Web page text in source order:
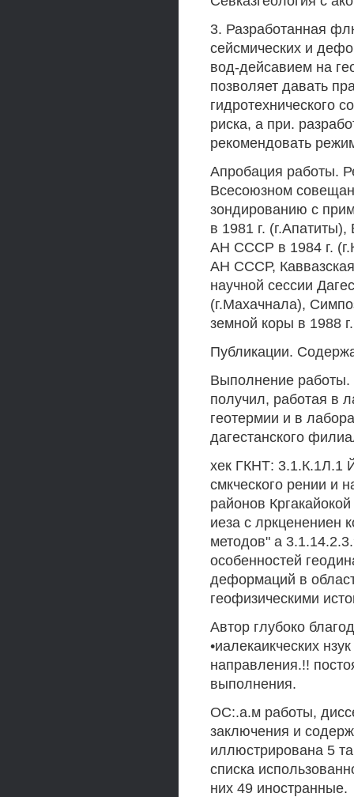
3. Разработанная
сейсмических и
вод-дейсавием на
позволяет давать
гидротехнического
риска, а при.
рекомендовать
Апробация работы.
Всесоюзном
зондированию с
в 1981 г.
АН СССР в 1984 г.
АН СССР, Каввазская
научной сессии
(г.Махачнала),
земной коры в 1988
Публикации.
Выполнение работы.
получил, работая в
геотермии и в
дагестанского
хек ГКНТ: 3.1.К.1Л.1
смкческого рении и
районов
иеза с лркценениен
методов" а
особенностей
деформаций в
геофизическими
Автор глубоко
•иалекаикческих
направления.!!
выполнения.
ОС:.а.м работы,
заключения и
иллюстрирована 5
списка
них 49 иностранные.